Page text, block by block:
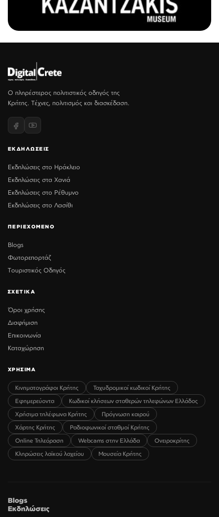
Ο πληρέστερος πολιτιστικός οδηγός της
Κρήτης. Τέχνες, πολιτισμός και διασκέδαση.
ΕΚΔΗΛΩΣΕΙΣ
Εκδηλώσεις στο Ηράκλειο
Εκδηλώσεις στα Χανιά
Εκδηλώσεις στο Ρέθυμνο
Εκδηλώσεις στο Λασίθι
ΠΕΡΙΕΧΟΜΕΝΟ
Blogs
Φωτορεπορτάζ
Τουριστικός Οδηγός
ΣΧΕΤΙΚΑ
Όροι χρήσης
Διαφήμιση
Επικοινωνία
Καταχώρηση
ΧΡΗΣΙΜΑ
Κινηματογράφοι Κρήτης
Ταχυδρομικοί κωδικοί Κρήτης
Εφημερεύοντα
Κωδικοί κλήσεων σταθερών τηλεφώνων Ελλάδος
Χρήσιμα τηλέφωνα Κρήτης
Πρόγνωση καιρού
Χάρτης Κρήτης
Ραδιοφωνικοί σταθμοί Κρήτης
Online Τηλεόραση
Webcams στην Ελλάδα
Ονειροκρίτης
Κληρώσεις λαϊκού λαχείου
Μουσεία Κρήτης
Blogs
Εκδηλώσεις